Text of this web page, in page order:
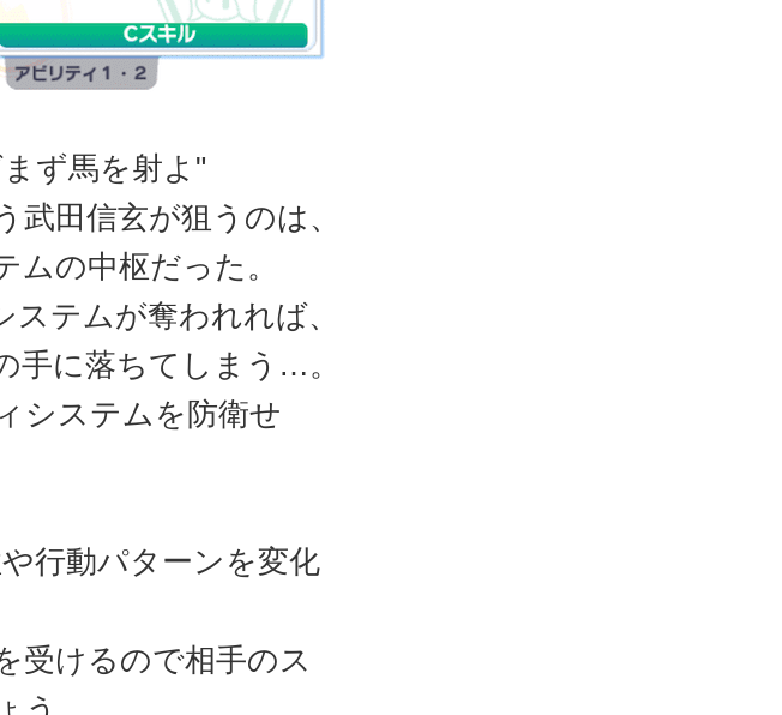
ず馬を射よ"
田信玄が狙うのは、
の中枢だった。
テムが奪われれば、
手に落ちてしまう…。
システムを防衛せ
行動パターンを変化
受けるので相手のス